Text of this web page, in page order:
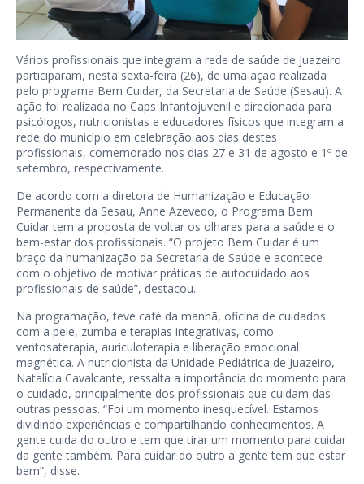
Vários profissionais que integram a rede de saúde de Juazeiro
participaram, nesta sexta-feira (26), de uma ação realizada
pelo programa Bem Cuidar, da Secretaria de Saúde (Sesau). A
ação foi realizada no Caps Infantojuvenil e direcionada para
psicólogos, nutricionistas e educadores físicos que integram a
rede do município em celebração aos dias destes
profissionais, comemorado nos dias 27 e 31 de agosto e 1º de
setembro, respectivamente.
De acordo com a diretora de Humanização e Educação
Permanente da Sesau, Anne Azevedo, o Programa Bem
Cuidar tem a proposta de voltar os olhares para a saúde e o
bem-estar dos profissionais. “O projeto Bem Cuidar é um
braço da humanização da Secretaria de Saúde e acontece
com o objetivo de motivar práticas de autocuidado aos
profissionais de saúde”, destacou.
Na programação, teve café da manhã, oficina de cuidados
com a pele, zumba e terapias integrativas, como
ventosaterapia, auriculoterapia e liberação emocional
magnética. A nutricionista da Unidade Pediátrica de Juazeiro,
Natalícia Cavalcante, ressalta a importância do momento para
o cuidado, principalmente dos profissionais que cuidam das
outras pessoas. “Foi um momento inesquecível. Estamos
dividindo experiências e compartilhando conhecimentos. A
gente cuida do outro e tem que tirar um momento para cuidar
da gente também. Para cuidar do outro a gente tem que estar
bem”, disse.